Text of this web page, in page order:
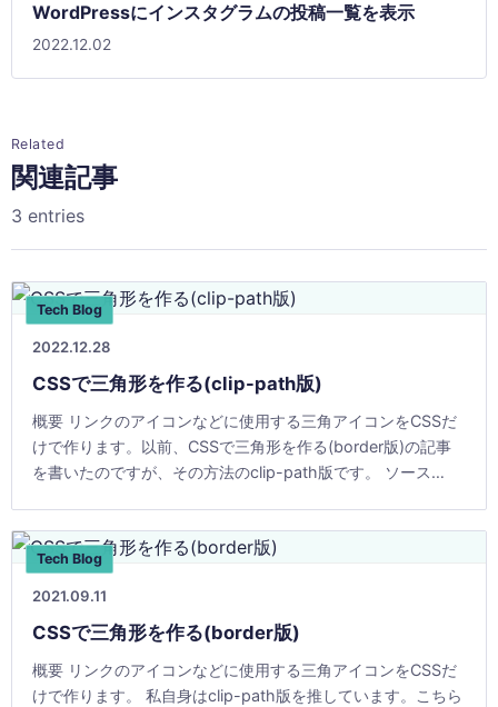
WordPressにインスタグラムの投稿一覧を表示
2022.12.02
Related
関連記事
3 entries
Tech Blog
2022.12.28
CSSで三角形を作る(clip-path版)
概要 リンクのアイコンなどに使用する三角アイコンをCSSだ
けで作ります。以前、CSSで三角形を作る(border版)の記事
を書いたのですが、その方法のclip-path版です。 ソース
Tech Blog
2021.09.11
CSSで三角形を作る(border版)
概要 リンクのアイコンなどに使用する三角アイコンをCSSだ
けで作ります。 私自身はclip-path版を推しています。こちら